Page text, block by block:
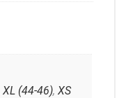
XL (44-46), XS